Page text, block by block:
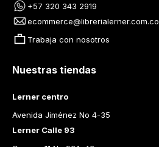
+57 320 343 2919
ecommerce@librerialerner.com.co
Trabaja con nosotros
Nuestras tiendas
Lerner centro
Avenida Jiménez No 4-35
Lerner Calle 93